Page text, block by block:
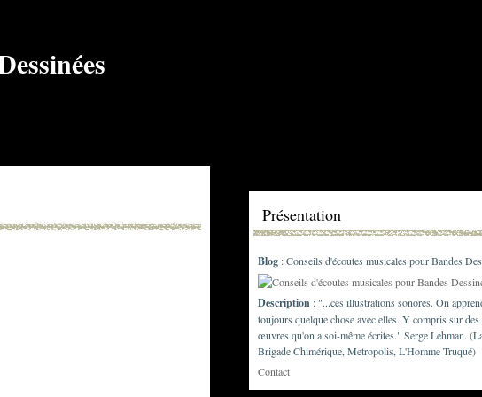
Présentation
Blog : Conseils d'écoutes musicales pour Bandes
Description : "...ces illustrations sonores. On
toujours quelque chose avec elles. Y compris sur des
œuvres qu'on a soi-même écrites." Serge Lehman.
Brigade Chimérique, Metropolis, L'Homme Truqué)
Contact